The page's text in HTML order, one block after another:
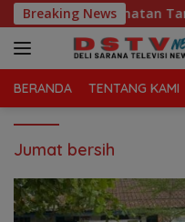
Langsung
ke
konten
Breaking News
Sari, Kecamatan
BERANDA TENTANG KAMI
Jumat bersih